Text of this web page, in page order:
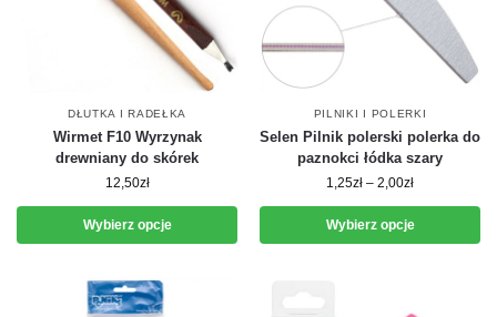
DŁUTKA I RADEŁKA
Wirmet F10 Wyrzynak
drewniany do skórek
12,50zł
Wybierz opcje
PILNIKI I POLERKI
Selen Pilnik polerski polerka do
paznokci łódka szary
1,25zł – 2,00zł
Wybierz opcje